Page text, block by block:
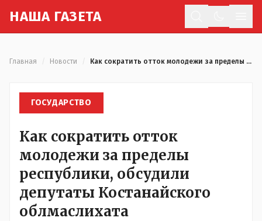
НАША ГАЗЕТА
Главная Новости Как сократить отток молодежи за пределы республики, обсудили депутаты Костанайского облмаслихата
ГОСУДАРСТВО
Как сократить отток
молодежи за пределы
республики, обсудили
депутаты Костанайского
облмаслихата